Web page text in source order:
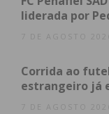
liderada por
7 DE AGOSTO 2026
Corrida ao
estrangeiro já
7 DE AGOSTO 2026